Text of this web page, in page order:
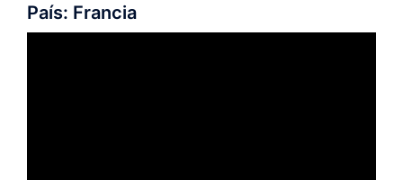
País: Francia